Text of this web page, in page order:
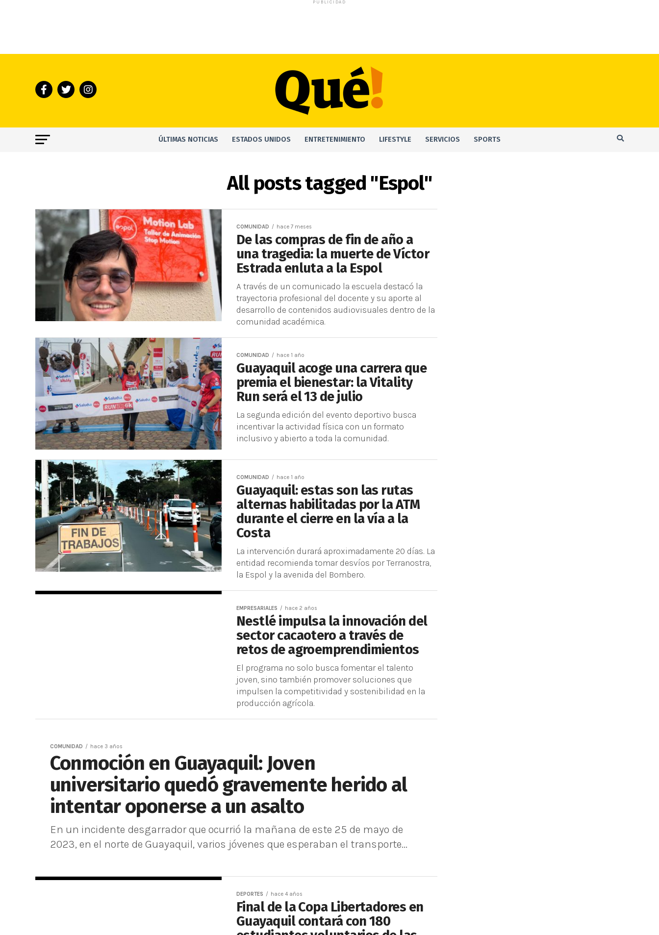
PUBLICIDAD
ÚLTIMAS NOTICIAS ESTADOS UNIDOS ENTRETENIMIENTO LIFESTYLE SERVICIOS SPORTS
All posts tagged "Espol"
COMUNIDAD hace 7 meses
De las compras de fin de año a
una tragedia: la muerte de Víctor
Estrada enluta a la Espol
A través de un comunicado la escuela destacó la
trayectoria profesional del docente y su aporte al
desarrollo de contenidos audiovisuales dentro de la
comunidad académica.
COMUNIDAD hace 1 año
Guayaquil acoge una carrera que
premia el bienestar: la Vitality
Run será el 13 de julio
La segunda edición del evento deportivo busca
incentivar la actividad física con un formato
inclusivo y abierto a toda la comunidad.
COMUNIDAD hace 1 año
Guayaquil: estas son las rutas
alternas habilitadas por la ATM
durante el cierre en la vía a la
Costa
La intervención durará aproximadamente 20 días. La
entidad recomienda tomar desvíos por Terranostra,
la Espol y la avenida del Bombero.
EMPRESARIALES hace 2 años
Nestlé impulsa la innovación del
sector cacaotero a través de
retos de agroemprendimientos
El programa no solo busca fomentar el talento
joven, sino también promover soluciones que
impulsen la competitividad y sostenibilidad en la
producción agrícola.
COMUNIDAD hace 3 años
Conmoción en Guayaquil: Joven
universitario quedó gravemente herido al
intentar oponerse a un asalto
En un incidente desgarrador que ocurrió la mañana de este 25 de mayo de
2023, en el norte de Guayaquil, varios jóvenes que esperaban el transporte...
DEPORTES hace 4 años
Final de la Copa Libertadores en
Guayaquil contará con 180